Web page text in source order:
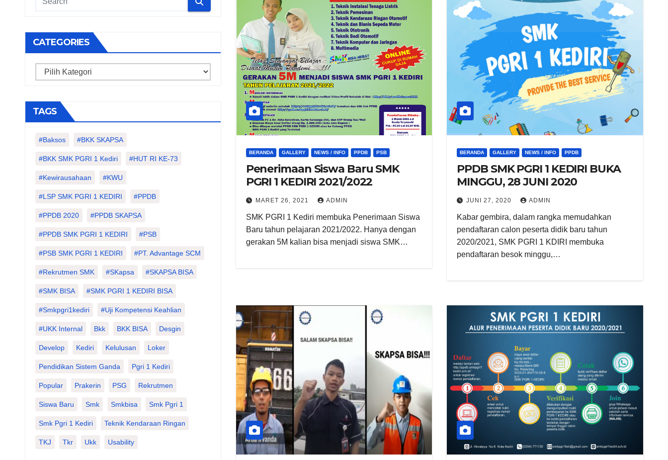
CATEGORIES
Categories
TAGS
#Baksos #BKK SKAPSA
#BKK SMK PGRI 1 Kediri #HUT RI KE-73
#kewirausahaan #KWU
#LSP SMK PGRI 1 KEDIRI #PPDB
#PPDB 2020 #PPDB SKAPSA
#PPDB SMK PGRI 1 KEDIRI #PSB
#PSB SMK PGRI 1 KEDIRI #PT. Advantage SCM
#Rekrutmen SMK #SKapsa #SKAPSA BISA
#SMK BISA #SMK PGRI 1 KEDIRI BISA
#smkpgri1kediri #Uji Kompetensi Keahlian
#UKK Internal Bkk BKK BISA Desgin
Develop Kediri Kelulusan Loker
Pendidikan Sistem Ganda Pgri 1 Kediri
Popular Prakerin PSG Rekrutmen
Siswa Baru Smk Smkbisa Smk Pgri 1
Smk Pgri 1 Kediri Teknik Kendaraan Ringan
TKJ Tkr Ukk Usability
BERANDA GALLERY NEWS / INFO PPDB PSB
Penerimaan Siswa Baru SMK
PGRI 1 KEDIRI 2021/2022
MARET 26, 2021 ADMIN
SMK PGRI 1 Kediri membuka Penerimaan Siswa
Baru tahun pelajaran 2021/2022. Hanya dengan
gerakan 5M kalian bisa menjadi siswa SMK…
BERANDA GALLERY NEWS / INFO PPDB
PPDB SMK PGRI 1 KEDIRI BUKA
MINGGU, 28 JUNI 2020
JUNI 27, 2020 ADMIN
Kabar gembira, dalam rangka memudahkan
pendaftaran calon peserta didik baru tahun
2020/2021, SMK PGRI 1 KDIRI membuka
pendaftaran besok minggu,…